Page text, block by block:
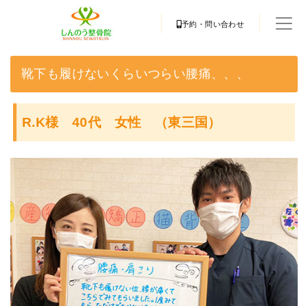
予約・問い合わせ
靴下も履けないくらいつらい腰痛、、、
R.K様 40代 女性 （東三国）